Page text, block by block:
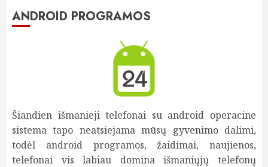
ANDROID PROGRAMOS
Šiandien išmanieji telefonai su android operacine
sistema tapo neatsiejama mūsų gyvenimo dalimi,
todėl android programos, žaidimai, naujienos,
telefonai vis labiau domina išmaniųjų telefonų